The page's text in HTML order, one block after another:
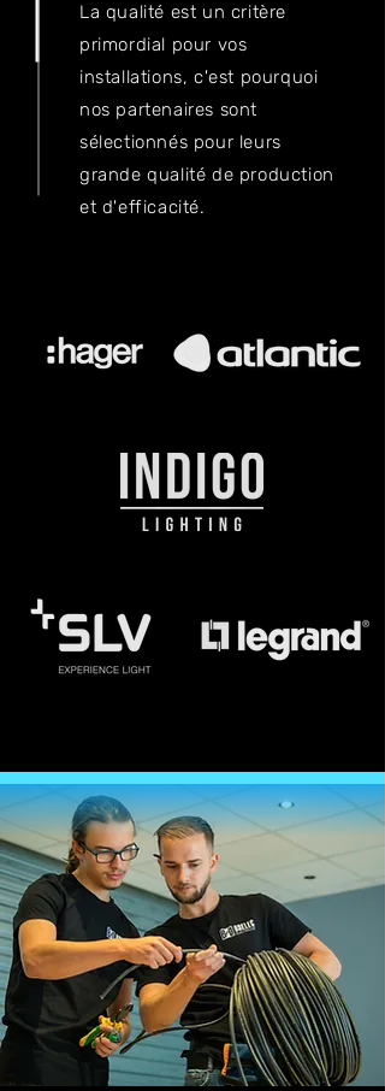
La qualité est un critère
primordial pour vos
installations, c'est pourquoi
nos partenaires sont
sélectionnés pour leurs
grande qualité de production
et d'efficacité.